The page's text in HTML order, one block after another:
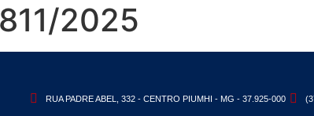
2025
RUA PADRE ABEL, 332 - CENTRO PIUMHI - MG - 37.925-000